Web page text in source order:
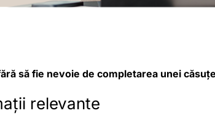
să fie nevoie de completarea unei
relevante